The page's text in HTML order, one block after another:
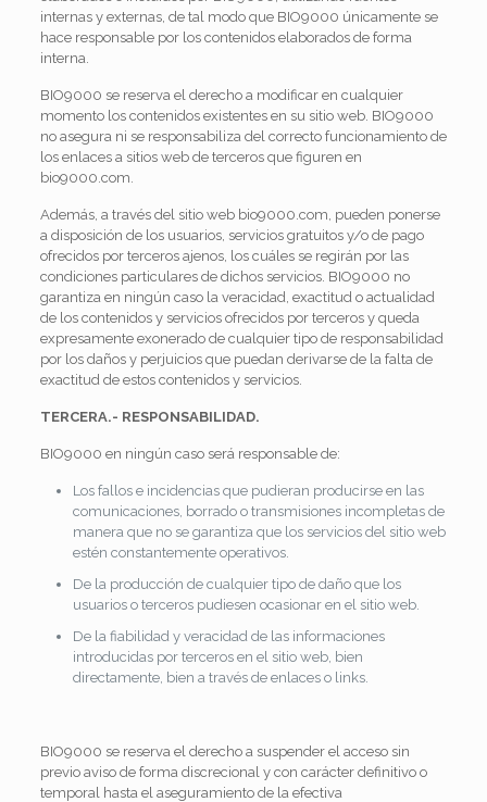
internas y externas, de tal modo que BIO9000 únicamente se
hace responsable por los contenidos elaborados de forma
interna.
BIO9000 se reserva el derecho a modificar en cualquier
momento los contenidos existentes en su sitio web. BIO9000
no asegura ni se responsabiliza del correcto funcionamiento de
los enlaces a sitios web de terceros que figuren en
bio9000.com.
Además, a través del sitio web bio9000.com, pueden ponerse
a disposición de los usuarios, servicios gratuitos y/o de pago
ofrecidos por terceros ajenos, los cuáles se regirán por las
condiciones particulares de dichos servicios. BIO9000 no
garantiza en ningún caso la veracidad, exactitud o actualidad
de los contenidos y servicios ofrecidos por terceros y queda
expresamente exonerado de cualquier tipo de responsabilidad
por los daños y perjuicios que puedan derivarse de la falta de
exactitud de estos contenidos y servicios.
TERCERA.- RESPONSABILIDAD.
BIO9000 en ningún caso será responsable de:
Los fallos e incidencias que pudieran producirse en las
comunicaciones, borrado o transmisiones incompletas de
manera que no se garantiza que los servicios del sitio web
estén constantemente operativos.
De la producción de cualquier tipo de daño que los
usuarios o terceros pudiesen ocasionar en el sitio web.
De la fiabilidad y veracidad de las informaciones
introducidas por terceros en el sitio web, bien
directamente, bien a través de enlaces o links.
BIO9000 se reserva el derecho a suspender el acceso sin
previo aviso de forma discrecional y con carácter definitivo o
temporal hasta el aseguramiento de la efectiva